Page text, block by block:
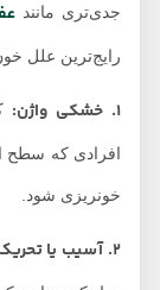
جدی‌تری مانند
رایج‌ترین علل خون
خشکی واژن: کاهش
افرادی که سطح
خونریزی شود.
آسیب یا تحریک